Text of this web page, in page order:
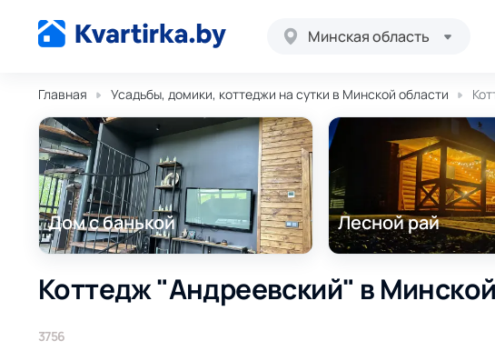
Минская область
Главная Усадьбы, домики, коттеджи на сутки в Минской области
Дом с банькой Лесной рай
Коттедж "Андреевский" в
3756